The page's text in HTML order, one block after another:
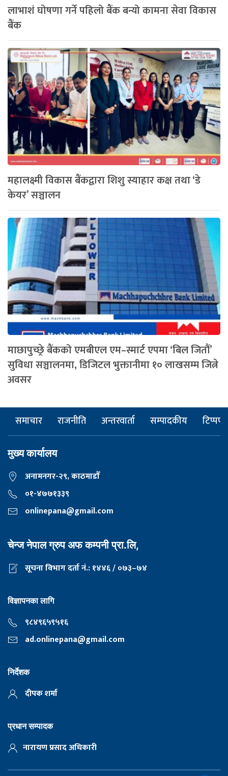
लाभाशं घोषणा गर्ने पहिलो बैंक बन्यो कामना सेवा विकास
बैंक
महालक्ष्मी विकास बैंकद्वारा शिशु स्याहार कक्ष तथा ‘डे
केयर’ सञ्चालन
माछापुच्छ्रे बैंकको एमबीएल एम–स्मार्ट एपमा ‘बिल जितौं’
सुविधा सञ्चालनमा, डिजिटल भुक्तानीमा १० लाखसम्म जित्ने
अवसर
समाचार राजनीति अन्तरवार्ता सम्पादकीय टिप्पणी
मुख्य कार्यालय
अनामनगर-२९, काठमाडाैँ
०१-४७७१३३९
onlinepana@gmail.com
चेन्ज नेपाल ग्रुप अफ कम्पनी प्रा.लि,
सूचना विभाग दर्ता नं.: १४४६ / ०७३–७४
विज्ञापनका लागि
९८४९६५९५१६
ad.onlinepana@gmail.com
निर्देशक
दीपक शर्मा
प्रधान सम्पादक
नारायण प्रसाद अधिकारी